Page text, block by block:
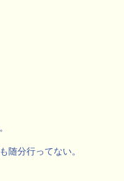
随分行ってない。